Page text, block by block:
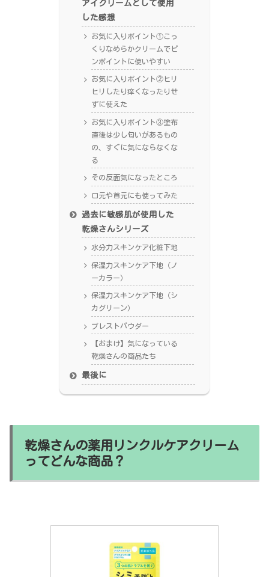
アイクリームとして使用
した感想
お気に入りポイント①こっ
くりなめらかクリームでピ
ンポイントに使いやすい
お気に入りポイント②ヒリ
ヒリしたり痒くなったりせ
ずに使えた
お気に入りポイント③塗布
直後は少し匂いがあるもの
の、すぐに気にならなくな
る
その反面気になったところ
口元や首元にも使ってみた
過去に敏感肌が使用した
乾燥さんシリーズ
水分力スキンケア化粧下地
保湿力スキンケア下地（ノ
ーカラー）
保湿力スキンケア下地（シ
カグリーン）
プレストパウダー
【おまけ】気になっている
乾燥さんの商品たち
最後に
乾燥さんの薬用リンクルケアクリーム
ってどんな商品？